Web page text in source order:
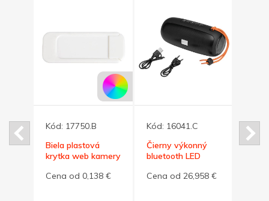
Kód: 17750.B
Biela plastová
krytka web kamery
Cena od 0,138 €
Kód: 16041.C
Čierny výkonný
bluetooth LED
Cena od 26,958 €
Kód:
Šedé